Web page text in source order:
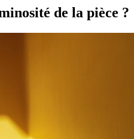
de la pièce ?